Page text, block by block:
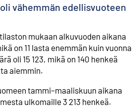
vähemmän edellisvuoteen
mukaan alkuvuoden aikana
on 11 lasta enemmän kuin vuonna
oli 15 123, mikä on 140 henkeä
aiemmin.
tammi–maaliskuun aikana
ulkomaille 3 213 henkeä.